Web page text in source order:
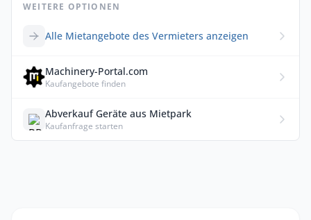
WEITERE OPTIONEN
Alle Mietangebote des Vermieters anzeigen
Machinery-Portal.com
Kaufangebote finden
Abverkauf Geräte aus Mietpark
Kaufanfrage starten